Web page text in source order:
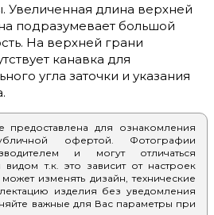
длина верхней
подразумевает большой
На верхней грани
канавка для
угла заточки и указания
для ознакомления
офертой. Фотографии
и могут отличаться
т.к. это зависит от настроек
изменять дизайн, технические
изделия без уведомления
важные для Вас параметры при